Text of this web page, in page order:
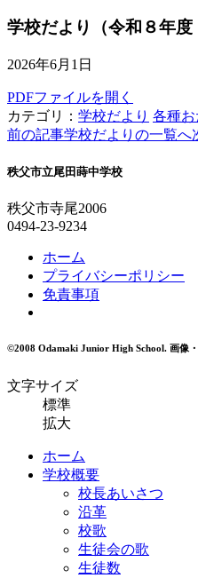
学校だより（令和８年度
2026年6月1日
PDFファイルを開く
カテゴリ： 学校だより 各種
前の記事学校だよりの一覧へ
秩父市立尾田蒔中学校
秩父市寺尾2006
0494-23-9234
ホーム
プライバシーポリシー
免責事項
©2008 Odamaki Junior High School. 画像
文字サイズ
標準
拡大
ホーム
学校概要
校長あいさつ
沿革
校歌
生徒会の歌
生徒数